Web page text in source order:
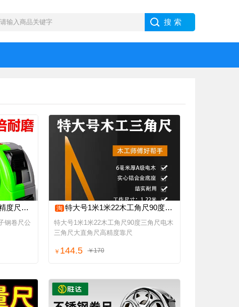
摔耐磨正品
钢卷尺公
淘 特大号1米1米22木工角尺90度三角尺电木三角尺大直角尺高精度靠尺
特大号1米1米22木工角尺90度三角尺电木
三角尺大直角尺高精度靠尺
￥ 144.5 ￥170